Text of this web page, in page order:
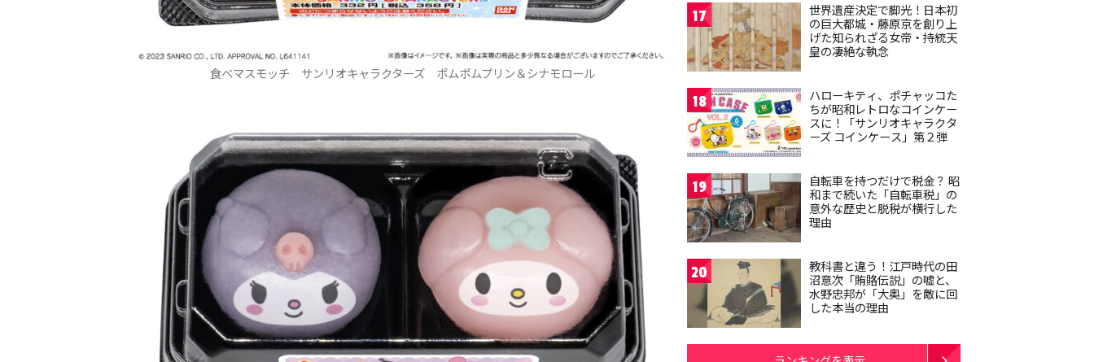
食べマスモッチ サンリオキャラクターズ ポムポムプリン＆シナモロール
17
世界遺産決定で脚光！日本初
の巨大都城・藤原京を創り上
げた知られざる女帝・持統天
皇の凄絶な執念
18
ハローキティ、ポチャッコた
ちが昭和レトロなコインケー
スに！「サンリオキャラクタ
ーズ コインケース」第２弾
19
自転車を持つだけで税金？ 昭
和まで続いた「自転車税」の
意外な歴史と脱税が横行した
理由
20
教科書と違う！江戸時代の田
沼意次「賄賂伝説」の嘘と、
水野忠邦が「大奥」を敵に回
した本当の理由